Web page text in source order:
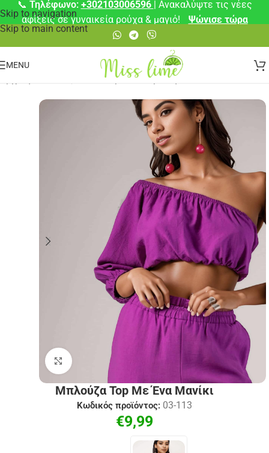
Skip to navigation
Skip to main content
📞 Τηλέφωνο: +302103006596 | Ανακαλύψτε τις νέες
αφίξεις σε γυναικεία ρούχα & μαγιό!
Ψώνισε τώρα
MENU
☀️ Καλοκαιρινά Απαραίτητα
Click to enlarge
Μπλούζα Top Με Ένα Μανίκι
Κωδικός προϊόντος: 03-113
€9,99